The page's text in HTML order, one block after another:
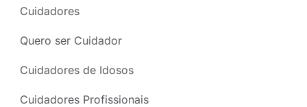
Cuidadores
Quero ser Cuidador
Cuidadores de Idosos
Cuidadores Profissionais